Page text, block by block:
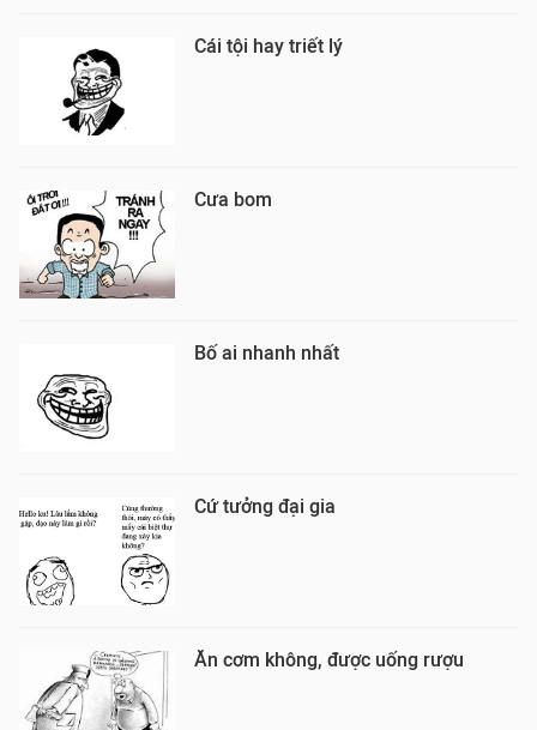
Cái tội hay triết lý
Cưa bom
Bố ai nhanh nhất
Cứ tưởng đại gia
Ăn cơm không, được uống rượu